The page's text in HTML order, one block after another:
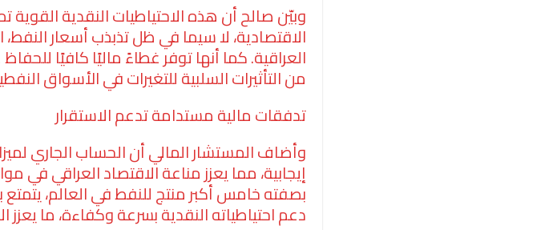
وبيّن صالح أن هذه الاحتياطيات النقدية
الاقتصادية، لا سيما في ظل تذبذب أسعار
العراقية. كما أنها توفر غطاءً ماليًا كافيًا
من التأثيرات السلبية للتغيرات في الأسواق
تدفقات مالية مستدامة تدعم الاستقرار
وأضاف المستشار المالي أن الحساب الجاري
إيجابية، مما يعزز مناعة الاقتصاد العراقي في
بصفته خامس أكبر منتج للنفط في العالم،
دعم احتياطياته النقدية بسرعة وكفاءة، ما يعزز